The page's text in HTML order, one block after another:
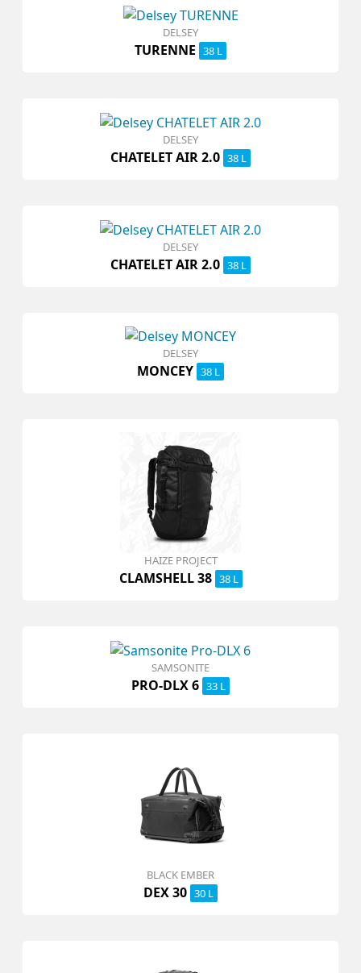
DELSEY
TURENNE 38 L
DELSEY
CHATELET AIR 2.0 38 L
DELSEY
CHATELET AIR 2.0 38 L
DELSEY
MONCEY 38 L
HAIZE PROJECT
CLAMSHELL 38 38 L
SAMSONITE
PRO-DLX 6 33 L
BLACK EMBER
DEX 30 30 L